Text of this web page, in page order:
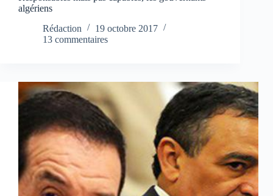
algériens
Rédaction
19 octobre 2017
13 commentaires